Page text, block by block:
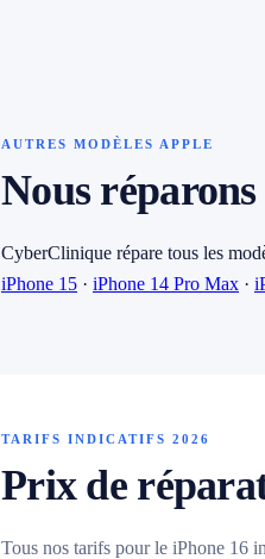
AUTRES MODÈLES APPLE
Nous réparons
CyberClinique répare tous les
iPhone 15 · iPhone 14 Pro Max ·
TARIFS INDICATIFS 2026
Prix de
Tous nos tarifs pour le iPhone 16